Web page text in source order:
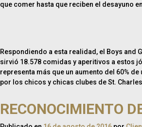
que comer hasta que reciben el desayuno
Respondiendo a esta realidad, el Boys
sirvió 18.578 comidas y aperitivos a estos
representa más que un aumento del 60%
por los chicos y chicas clubes de St.
RECONOCIMIENTO